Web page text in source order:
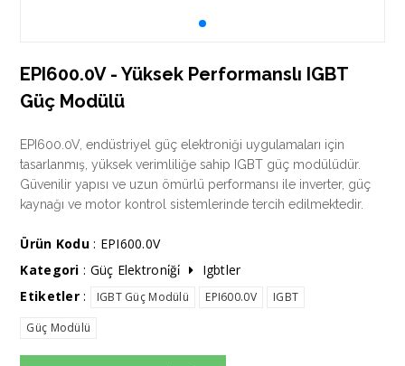
EPI600.0V - Yüksek Performanslı IGBT
Güç Modülü
EPI600.0V, endüstriyel güç elektroniği uygulamaları için
tasarlanmış, yüksek verimliliğe sahip IGBT güç modülüdür.
Güvenilir yapısı ve uzun ömürlü performansı ile inverter, güç
kaynağı ve motor kontrol sistemlerinde tercih edilmektedir.
Ürün Kodu: EPI600.0V
Kategori : Güç Elektroni̇ği̇
Igbtler
Etiketler: IGBT Güç Modülü EPI600.0V
IGBT
Güç Modülü